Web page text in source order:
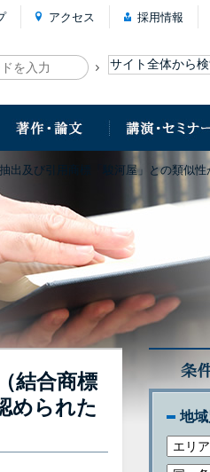
アクセス 採用情報
及び引用商標「駿河屋」との類似性
結合商標
められた
地域